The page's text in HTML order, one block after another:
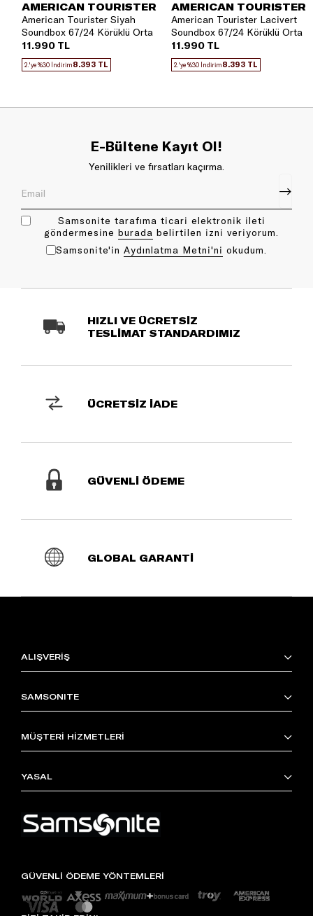
AMERICAN TOURISTER
American Tourister Siyah
Soundbox 67/24 Körüklü Orta
Boy Valiz
11.990 TL
2.'ye %30 İndirim8.393 TL
AMERICAN TOURISTER
American Tourister Lacivert
Soundbox 67/24 Körüklü Orta
Boy Valiz
11.990 TL
2.'ye %30 İndirim8.393 TL
E-Bültene Kayıt Ol!
Yenilikleri ve fırsatları kaçırma.
Samsonite tarafıma ticari elektronik ileti
göndermesine bu rada belirtilen izni veriyorum.
Samsonite'in Aydınlatma Metni'ni okudum.
HIZLI VE ÜCRETSİZ
TESLİMAT STANDARDIMIZ
ÜCRETSİZ İADE
GÜVENLİ ÖDEME
GLOBAL GARANTİ
ALIŞVERİŞ
SAMSONITE
MÜŞTERİ HİZMETLERİ
YASAL
GÜVENLİ ÖDEME YÖNTEMLERİ